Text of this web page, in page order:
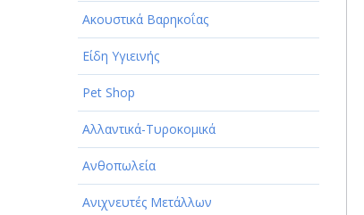
ΔΙΑΣΚΕΔΑΣΗ - ΨΥΧΑΓΩΓΙΑ - ΤΕΧΝΕΣ
ΔΙΑΦΗΜΙΣΗ - ΜΜΕ
ΕΚΚΛΗΣΙΕΣ - ΦΙΛΑΝΘΡΩΠΙΚΑ
ΣΩΜΑΤΕΙΑ
ΕΚΠΑΙΔΕΥΣΗ - ΣΧΟΛΕΣ
ΕΜΠΟΡΙΟ - ΕΜΠΟΡΙΚΑ
ΚΑΤΑΣΤΗΜΑΤΑ
Ακουστικά Βαρηκοΐας
Είδη Υγιεινής
Pet Shop
Αλλαντικά-Τυροκομικά
Ανθοπωλεία
Ανιχνευτές Μετάλλων